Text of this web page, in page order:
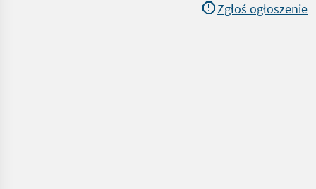
Zgłoś ogłoszenie